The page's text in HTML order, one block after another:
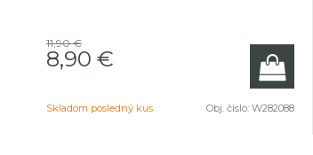
11,90 €
8,90 €
Skladom posledný kus Obj. čislo: W282088